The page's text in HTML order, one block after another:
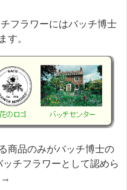
フラワーにはバッチ博士
す。
商品のみがバッチ博士の
ッチフラワーとして認めら
→